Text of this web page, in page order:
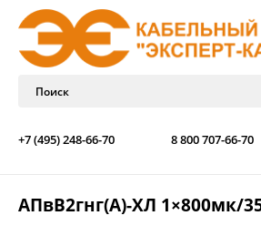
+7 (495) 248-66-70 8 800 707-66-70
АПвВ2гнг(А)-ХЛ 1×800мк/